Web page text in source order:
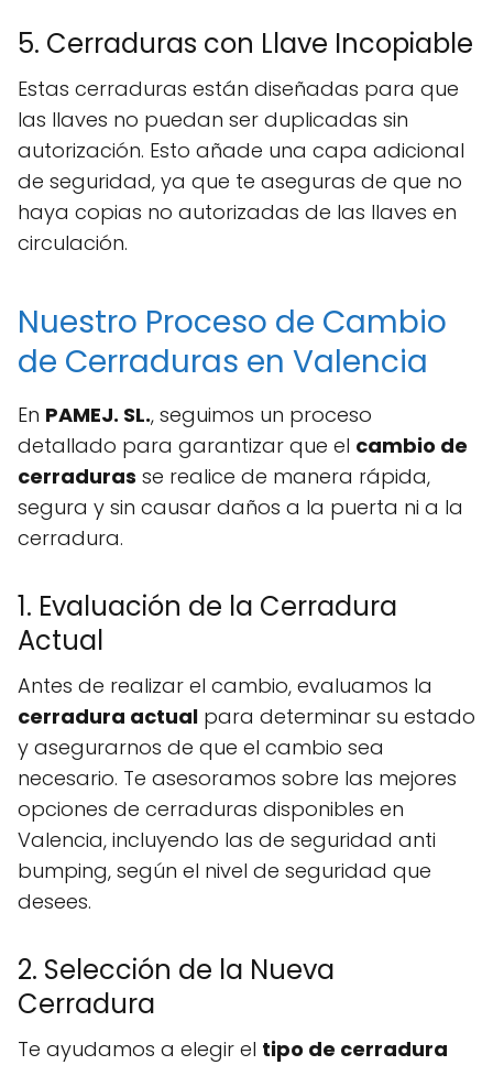
5. Cerraduras con Llave Incopiable
Estas cerraduras están diseñadas para que
las llaves no puedan ser duplicadas sin
autorización. Esto añade una capa adicional
de seguridad, ya que te aseguras de que no
haya copias no autorizadas de las llaves en
circulación.
Nuestro Proceso de Cambio
de Cerraduras en Valencia
En PAMEJ. SL., seguimos un proceso
detallado para garantizar que el cambio de
cerraduras se realice de manera rápida,
segura y sin causar daños a la puerta ni a la
cerradura.
1. Evaluación de la Cerradura
Actual
Antes de realizar el cambio, evaluamos la
cerradura actual para determinar su estado
y asegurarnos de que el cambio sea
necesario. Te asesoramos sobre las mejores
opciones de cerraduras disponibles en
Valencia, incluyendo las de seguridad anti
bumping, según el nivel de seguridad que
desees.
2. Selección de la Nueva
Cerradura
Te ayudamos a elegir el tipo de cerradura